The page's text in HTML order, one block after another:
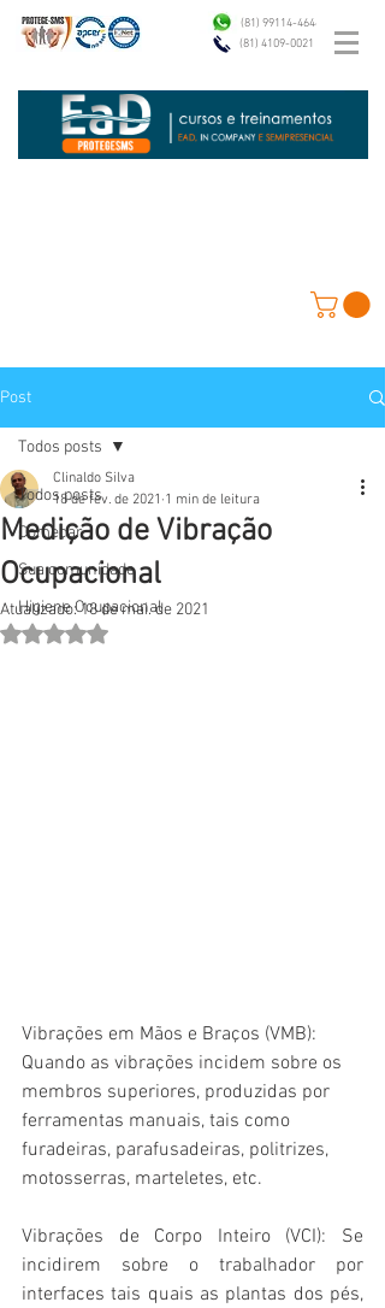
(81) 4109-0021
(81) 99114-4646
Post
Todos posts
Começar
Sua comunidade
Higiene Ocupacional
Todos posts
Medição de Vibração
Ocupacional
Clinaldo Silva
18 de fev. de 2021 1 min de leitura
Atualizado:18 de mai. de 2021
Avaliado com NaN de 5 estrelas.
Vibrações em Mãos e Braços (VMB):
Quando as vibrações incidem sobre os
membros superiores, produzidas por
ferramentas manuais, tais como
furadeiras, parafusadeiras, politrizes,
motosserras, marteletes, etc.
Vibrações de Corpo Inteiro (VCI): Se
incidirem sobre o trabalhador por
interfaces tais quais as plantas dos pés,